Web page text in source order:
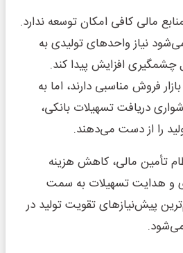
مالی کافی امکان توسعه ندارد.
نیاز واحدهای تولیدی به
افزایش پیدا کند.
فروش مناسبی دارند، اما به
دریافت تسهیلات بانکی،
را از دست می‌دهند.
تأمین مالی، کاهش هزینه
و هدایت تسهیلات به سمت
پیش‌نیازهای تقویت تولید در